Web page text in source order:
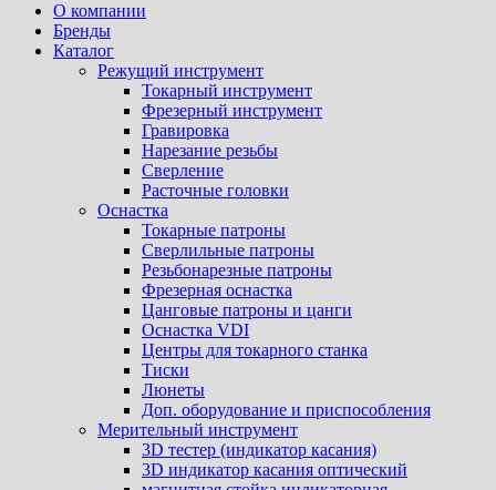
О компании
Бренды
Каталог
Режущий инструмент
Токарный инструмент
Фрезерный инструмент
Гравировка
Нарезание резьбы
Сверление
Расточные головки
Оснастка
Токарные патроны
Сверлильные патроны
Резьбонарезные патроны
Фрезерная оснастка
Цанговые патроны и цанги
Оснастка VDI
Центры для токарного станка
Тиски
Люнеты
Доп. оборудование и приспособления
Мерительный инструмент
3D тестер (индикатор касания)
3D индикатор касания оптический